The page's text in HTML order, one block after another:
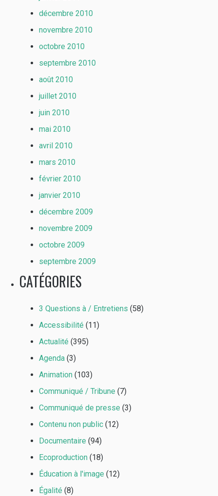
décembre 2010
novembre 2010
octobre 2010
septembre 2010
août 2010
juillet 2010
juin 2010
mai 2010
avril 2010
mars 2010
février 2010
janvier 2010
décembre 2009
novembre 2009
octobre 2009
septembre 2009
CATÉGORIES
3 Questions à / Entretiens (58)
Accessibilité (11)
Actualité (395)
Agenda (3)
Animation (103)
Communiqué / Tribune (7)
Communiqué de presse (3)
Contenu non public (12)
Documentaire (94)
Ecoproduction (18)
Éducation à l'image (12)
Égalité (8)